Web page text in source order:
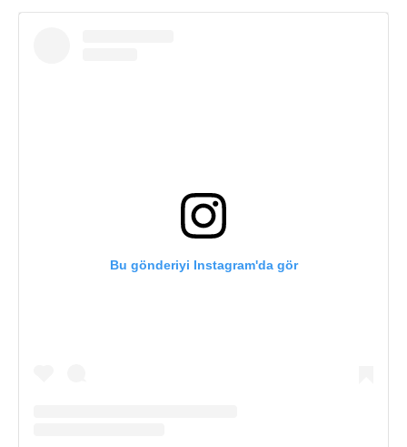
Bu gönderiyi Instagram'da gör